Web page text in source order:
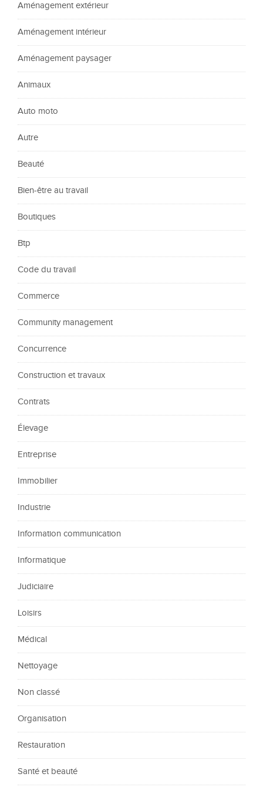
Aménagement extérieur
Aménagement intérieur
Aménagement paysager
Animaux
Auto moto
Autre
Beauté
Bien-être au travail
Boutiques
Btp
Code du travail
Commerce
Community management
Concurrence
Construction et travaux
Contrats
Élevage
Entreprise
Immobilier
Industrie
Information communication
Informatique
Judiciaire
Loisirs
Médical
Nettoyage
Non classé
Organisation
Restauration
Santé et beauté